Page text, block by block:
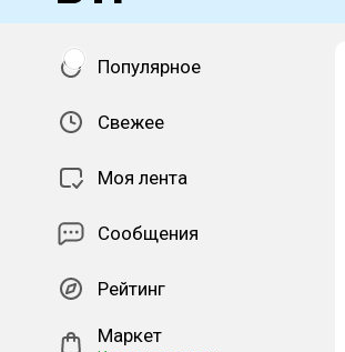
Популярное
Свежее
Моя лента
Сообщения
Рейтинг
Маркет